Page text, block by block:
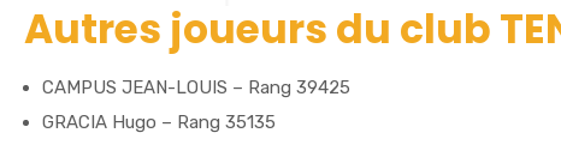
Autres joueurs du club
CAMPUS JEAN-LOUIS – Rang 39425
GRACIA Hugo – Rang 35135